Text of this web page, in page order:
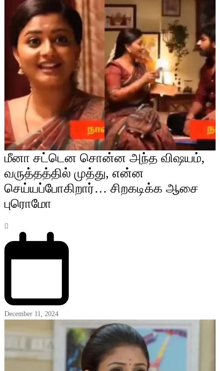
மீனா சட்டென சொன்ன அந்த விஷயம்,
வருத்தத்தில் முத்து, என்ன
செய்யப்போகிறார்… சிறகடிக்க ஆசை
புரொமோ
December 11, 2024